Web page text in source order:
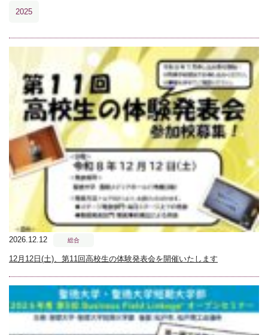
2025
2026.12.12 総合
12月12日(土)、第11回高校生の体験発表会を開催いたします